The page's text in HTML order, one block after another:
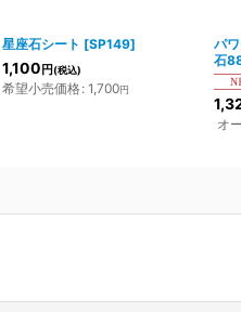
星座石シート [SP149]
1,100 円(税込)
希望小売価格: 1,700円
パ
石
オ